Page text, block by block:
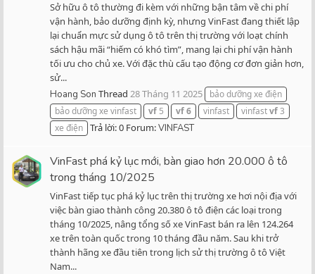
Sở hữu ô tô thường đi kèm với những bận tâm về chi phí
vận hành, bảo dưỡng định kỳ, nhưng VinFast đang thiết lập
lại chuẩn mực sử dụng ô tô trên thị trường với loạt chính
sách hậu mãi “hiếm có khó tìm”, mang lại chi phí vận hành
tối ưu cho chủ xe. Với đặc thù cấu tạo động cơ đơn giản hơn,
sử...
Hoang Son Thread 28 Tháng 11 2025
bảo dưỡng xe điện
bảo dưỡng xe vinfast
vf 5 vf6 vinfast vinfastvf3
xe điện Trả lời: 0 Forum:VINFAST
VinFast phá kỷ lục mới, bàn giao hơn 20.000 ô tô
trong tháng 10/2025
VinFast tiếp tục phá kỷ lục trên thị trường xe hơi nội địa với
việc bàn giao thành công 20.380 ô tô điện các loại trong
tháng 10/2025, nâng tổng số xe VinFast bán ra lên 124.264
xe trên toàn quốc trong 10 tháng đầu năm. Sau khi trở
thành hãng xe đầu tiên trong lịch sử thị trường ô tô Việt
Nam...